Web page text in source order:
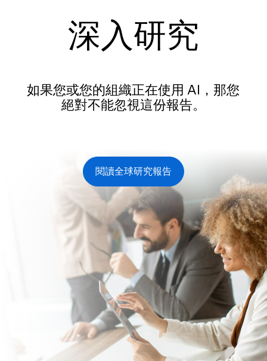
深入研究
如果您或您的組織正在使用 AI，那您
絕對不能忽視這份報告。
閱讀全球研究報告